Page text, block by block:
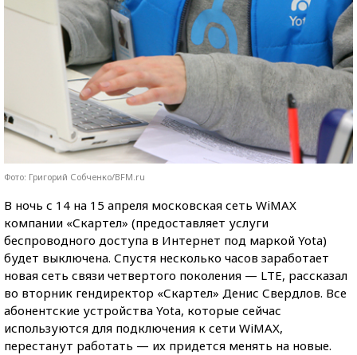
Фото: Григорий Собченко/BFM.ru
В ночь с 14 на 15 апреля московская сеть WiMAX
компании «Скартел» (предоставляет услуги
беспроводного доступа в Интернет под маркой Yota)
будет выключена. Спустя несколько часов заработает
новая сеть связи четвертого поколения — LTE, рассказал
во вторник гендиректор «Скартел» Денис Свердлов. Все
абонентские устройства Yota, которые сейчас
используются для подключения к сети WiMAX,
перестанут работать — их придется менять на новые.